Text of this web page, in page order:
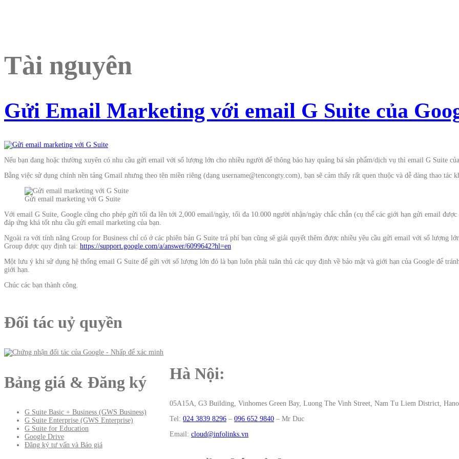
Tài nguyên
Gửi Email Marketing với email G Suite của
Nếu bạn đang hoặc thường xuyên có nhu cầu gửi email với số lượng lớn cho nhiều người để thông báo hay quảng bá sản phẩm/dịch vụ thì email G Suite
Bằng việc sử dụng chính nền tảng Gmail nhưng theo tên miền riêng (dạng username@tencongty.com), bạn sẽ cảm thấy rất quen thuộc và dễ dàng thao
Gửi email marketing với G Suite
Với email G Suite, Google cũng cho phép gửi tối đa lên tới 2,000 email/ngày, tối đa 10.000 người nhận/ngày chắc chắn (cụ thể các giới hạn gửi email
đáp ứng khá tốt nhu cầu gửi email marketing của bạn.
Ngoài ra với tính năng Group for Business chỉ có ở các phiên bản G Suite trả phí bạn cũng sẽ giải quyết thêm được nhiều yêu cầu gửi email với số lượng
Group được quy định tại: https://support.google.com/a/answer/6099642?hl=en
Một lưu ý khi sử dụng hệ thống email G Suite để gửi với số lượng lớn đó là bạn luôn phải tuân thủ các quy định về bảo mật và giới hạn của Google để
giới hạn.
Chúc các bạn thành công.
Đối tác uỷ quyền
Bảng giá & Đăng ký
G Suite Basic + Business (GWS Business)
G Suite Enterprise (GWS Enterprise)
G Suite for Education
Google Drive
Đăng ký tư vấn và Báo giá
Hà Nội:
05A15A, G3 Building, Vinhomes Green Bay, Luong The Vinh Street, Nam Tu Liem District,
Tel: 024 3839 8296 – 096 652 9840 ‬ – Mr Duc
Email: cloud@infolinks.vn